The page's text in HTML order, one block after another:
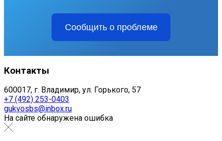
Сообщить о проблеме
Контакты
600017, г. Владимир, ул. Горького, 57
+7 (492) 253-0403
gukvosbs@inbox.ru
На сайте обнаружена ошибка